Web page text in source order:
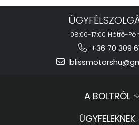
08:00-17:00 Hétfő-
+36 70 309
A BOLTRÓL
ÜGYFELEKNEK